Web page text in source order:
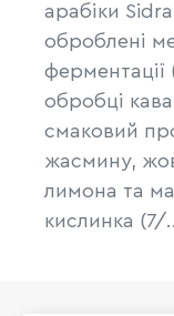
арабіки
оброблені
ферментації
обробці
смаковий
жасмину,
лимона та
кислинка (7/